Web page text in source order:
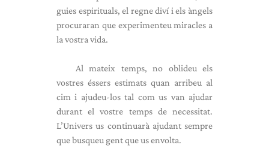
guies espirituals, el regne diví i els àngels
procuraran que experimenteu miracles a
la vostra vida.
Al mateix temps, no oblideu els
vostres éssers estimats quan arribeu al
cim i ajudeu-los tal com us van ajudar
durant el vostre temps de necessitat.
L’Univers us continuarà ajudant sempre
que busqueu gent que us envolta.